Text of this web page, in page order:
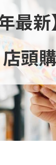
最
頭